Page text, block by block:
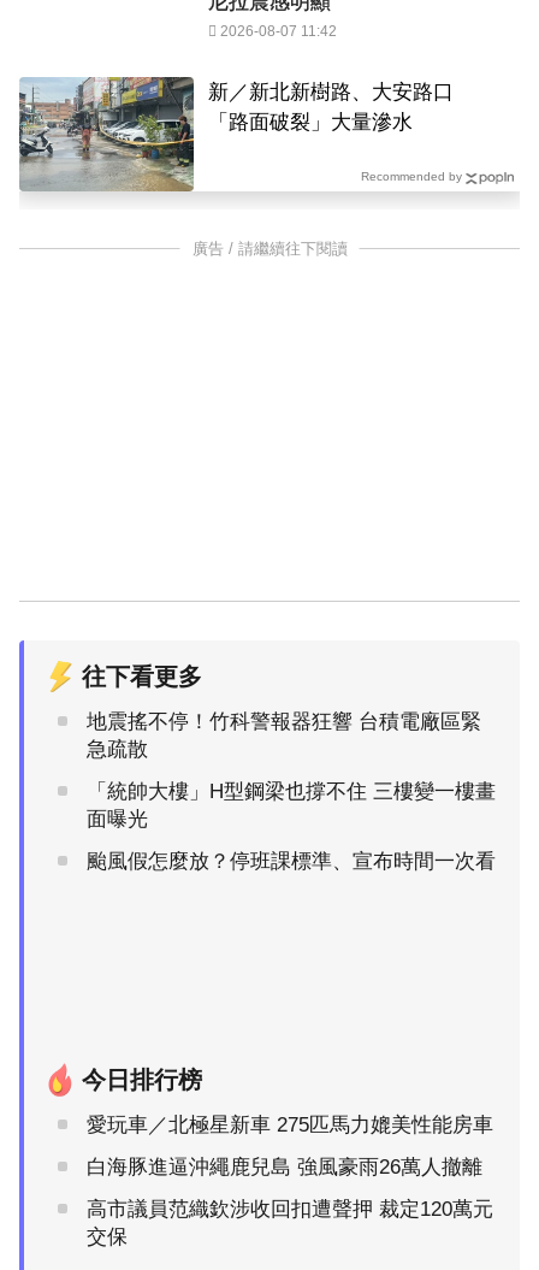
2026-08-07 11:42
新／新北新樹路、大安路口
「路面破裂」大量滲水
Recommended by
廣告 / 請繼續往下閱讀
往下看更多
地震搖不停！竹科警報器狂響 台積電廠區緊
急疏散
「統帥大樓」H型鋼梁也撐不住 三樓變一樓畫
面曝光
颱風假怎麼放？停班課標準、宣布時間一次看
今日排行榜
愛玩車／北極星新車 275匹馬力媲美性能房車
白海豚進逼沖繩鹿兒島 強風豪雨26萬人撤離
高市議員范織欽涉收回扣遭聲押 裁定120萬元
交保